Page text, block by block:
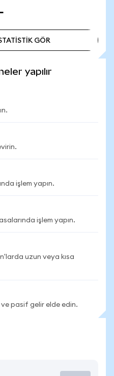
GÖR
yapılır
işlem yapın.
işlem yapın.
uzun veya kısa
pasif gelir elde edin.